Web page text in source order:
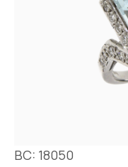
BC: 18050